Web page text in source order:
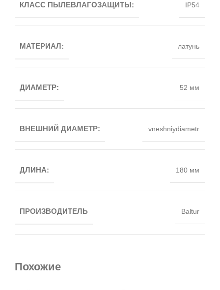
КЛАСС ПЫЛЕВЛАГОЗАЩИТЫ: IP54
МАТЕРИАЛ: латунь
ДИАМЕТР: 52 мм
ВНЕШНИЙ ДИАМЕТР: vneshniydiametr
ДЛИНА: 180 мм
ПРОИЗВОДИТЕЛЬ Baltur
Похожие